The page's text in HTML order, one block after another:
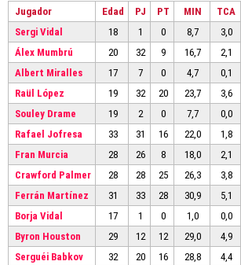
Jugador Edad PJ PT MIN TCA
Sergi Vidal
18 1 0 8,7 3,0
Álex Mumbrú
20 32 9 16,7 2,1
Albert Miralles
17 7 0 4,7 0,1
Raül López
19 32 20 23,7 3,6
Souley Drame
19 2 0 7,7 0,0
Rafael Jofresa
33 31 16 22,0 1,8
Fran Murcia
28 26 8 18,0 2,1
Crawford Palmer
28 28 25 26,3 3,8
Ferrán Martínez
31 33 28 30,9 5,1
Borja Vidal
17 1 0 1,0 0,0
Byron Houston
29 12 12 29,0 4,9
Serguéi Babkov
32 20 16 28,8 4,4